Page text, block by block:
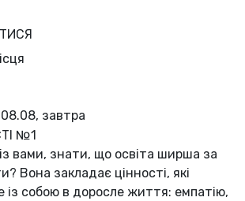
08.08, завтра
№1
вами, знати, що освіта ширша за
Вона закладає цінності, які
собою в доросле життя: емпатію,